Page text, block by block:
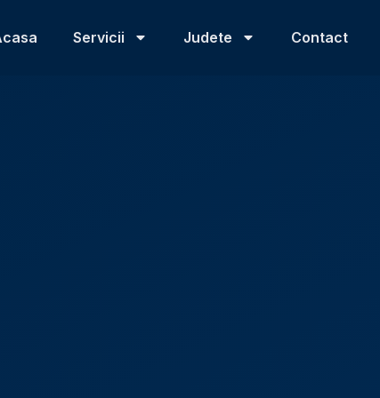
Servicii Judete Contact